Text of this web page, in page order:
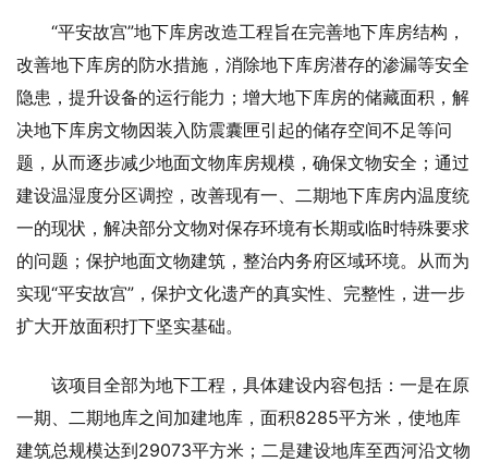
“平安故宫”地下库房改造工程旨在完善地下库房结构，
改善地下库房的防水措施，消除地下库房潜存的渗漏等安全
隐患，提升设备的运行能力；增大地下库房的储藏面积，解
决地下库房文物因装入防震囊匣引起的储存空间不足等问
题，从而逐步减少地面文物库房规模，确保文物安全；通过
建设温湿度分区调控，改善现有一、二期地下库房内温度统
一的现状，解决部分文物对保存环境有长期或临时特殊要求
的问题；保护地面文物建筑，整治内务府区域环境。从而为
实现“平安故宫”，保护文化遗产的真实性、完整性，进一步
扩大开放面积打下坚实基础。
该项目全部为地下工程，具体建设内容包括：一是在原
一期、二期地库之间加建地库，面积8285平方米，使地库
建筑总规模达到29073平方米；二是建设地库至西河沿文物